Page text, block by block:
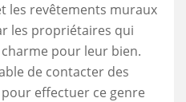
les revêtements muraux
les propriétaires qui
pour leur bien.
de contacter des
effectuer ce genre